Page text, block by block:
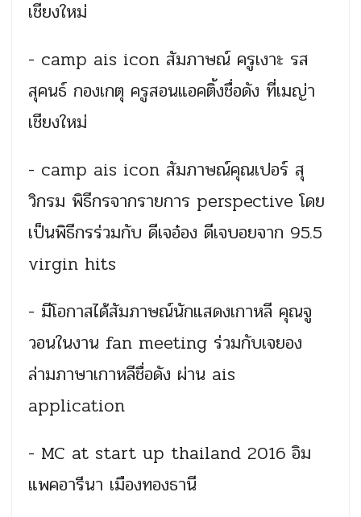
เชียงใหม่
- camp ais icon สัมภาษณ์ ครูเงาะ รส
สุคนธ์ กองเกตุ ครูสอนแอคติ้งชื่อดัง ที่เมญ่า
เชียงใหม่
- camp ais icon สัมภาษณ์คุณเปอร์ สุ
วิกรม พิธีกรจากรายการ perspective โดย
เป็นพิธีกรร่วมกับ ดีเจอ๋อง ดีเจบอยจาก 95.5
virgin hits
- มีโอกาสได้สัมภาษณ์นักแสดงเกาหลี คุณจู
วอนในงาน fan meeting ร่วมกับเจยอง
ล่ามภาษาเกาหลีชื่อดัง ผ่าน ais
application
- MC at start up thailand 2016 อิม
แพคอารีนา เมืองทองธานี